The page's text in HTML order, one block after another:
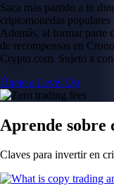
Saca más partido a tu
criptomonedas
Además, al formar parte
de recompensas en
Crypto.com. Sujeto a
Únete a Level Up
Aprende sobre
Claves para invertir en